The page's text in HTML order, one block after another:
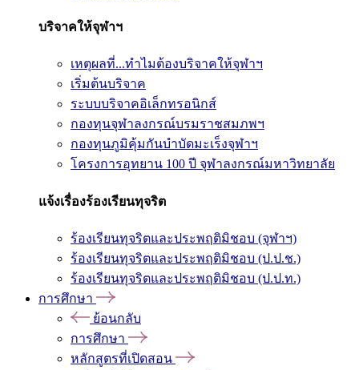
บริจาคให้จุฬาฯ
เหตุผลที่...ทำไมต้องบริจาคให้จุฬาฯ
เริ่มต้นบริจาค
ระบบบริจาคอิเล็กทรอนิกส์
กองทุนจุฬาลงกรณ์บรมราชสมภพฯ
กองทุนภูมิคุ้มกันบำบัดมะเร็งจุฬาฯ
โครงการอุทยาน 100 ปี จุฬาลงกรณ์มหาวิทยาลัย
แจ้งเรื่องร้องเรียนทุจริต
ร้องเรียนทุจริตและประพฤติมิชอบ (จุฬาฯ)
ร้องเรียนทุจริตและประพฤติมิชอบ (ป.ป.ช.)
ร้องเรียนทุจริตและประพฤติมิชอบ (ป.ป.ท.)
การศึกษา
ย้อนกลับ
การศึกษา
หลักสูตรที่เปิดสอน